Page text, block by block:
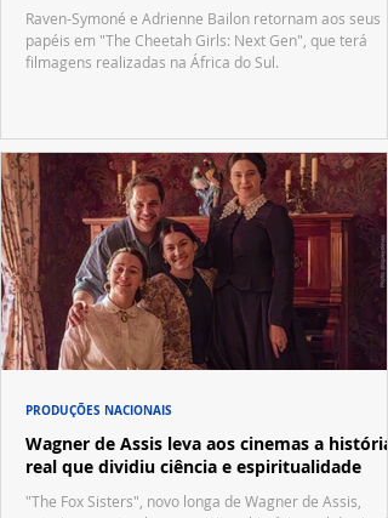
Raven-Symoné e Adrienne Bailon retornam aos seus
papéis em "The Cheetah Girls: Next Gen", que terá
filmagens realizadas na África do Sul.
Wagner de Assis leva aos cinemas a história
real que dividiu ciência e espiritualidade
"The Fox Sisters", novo longa de Wagner de Assis,
PRODUÇÕES NACIONAIS